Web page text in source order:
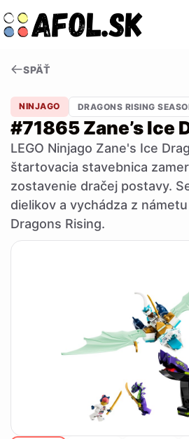
to
content
SPÄŤ
NINJAGO DRAGONS RISING
#71865 Zane’s Ice
LEGO Ninjago Zane's Ice
štartovacia stavebnica
zostavenie dračej postavy.
dielikov a vychádza z
Dragons Rising.